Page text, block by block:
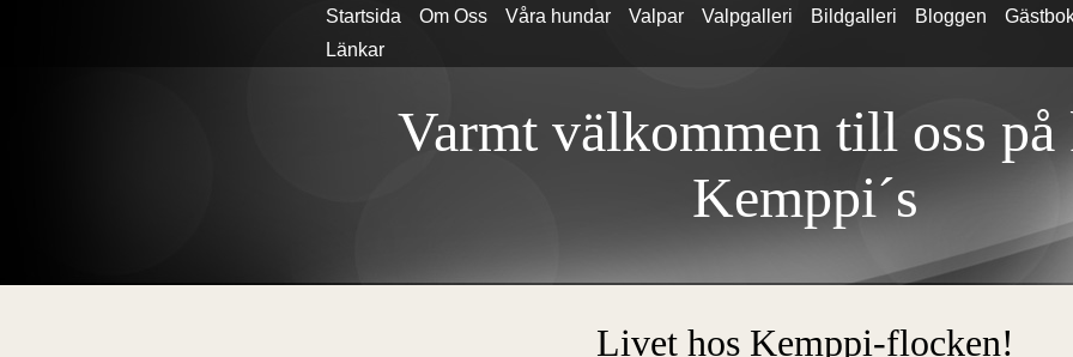
Startsida Om Oss Våra hundar Valpar Valpgalleri Bildgalleri Bloggen
Länkar
Varmt välkommen till oss på
Kemppi´s
Livet hos Kemppi-flocken!